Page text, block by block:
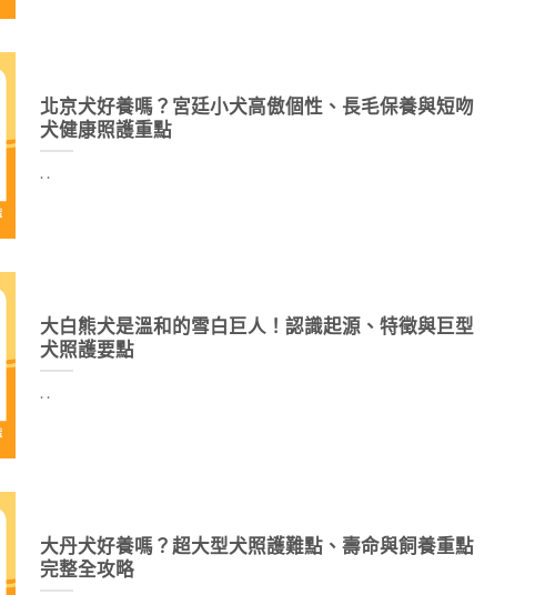
北京犬好養嗎？宮廷小犬高傲個性、長毛保養與短吻
犬健康照護重點
. .
大白熊犬是溫和的雪白巨人！認識起源、特徵與巨型
犬照護要點
. .
大丹犬好養嗎？超大型犬照護難點、壽命與飼養重點
完整全攻略